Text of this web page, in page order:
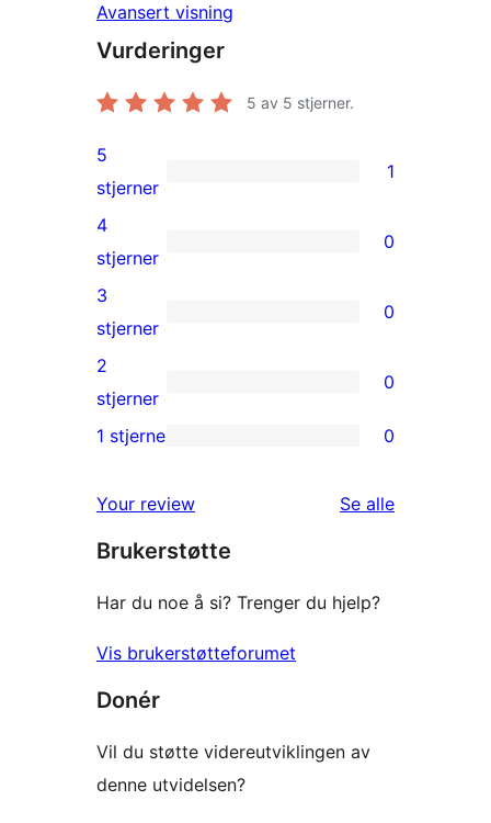
Avansert visning
Vurderinger
5 av 5 stjerner.
1
5-
star
review
5
stjerner
1
0
4-
star
reviews
4
stjerner
0
0
3-
star
reviews
3
stjerner
0
0
2-
reviews
2
stjerner
0
star
reviews
1 stjerne 0
Your review Se alleomtalene
Brukerstøtte
Har du noe å si? Trenger du hjelp?
Vis brukerstøtteforumet
Donér
Vil du støtte videreutviklingen av
denne utvidelsen?